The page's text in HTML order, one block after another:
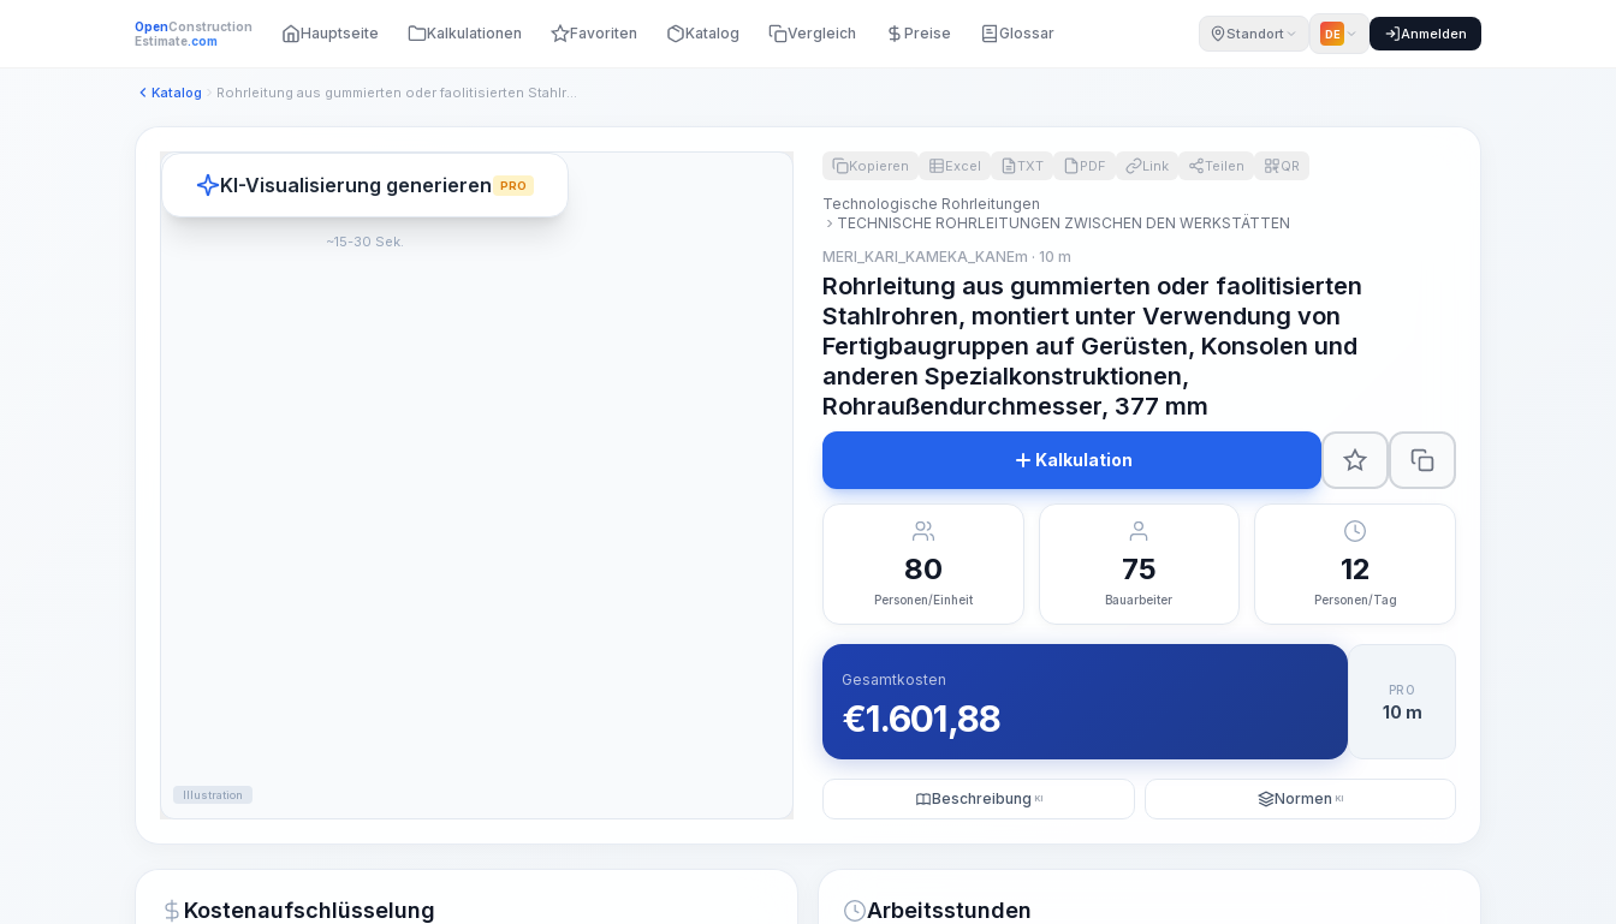
OpenConstruction
Estimate.com Hauptseite Kalkulationen Favoriten Katalog Vergleich Preise Glossar Standort DE Anmelden
Katalog Rohrleitung aus gummierten oder faolitisierten Stahlrohren, ...
Illustration
KI-Visualisierung generieren PRO
~15-30 Sek.
Kopieren Excel TXT PDF Link Teilen QR
Technologische Rohrleitungen
TECHNISCHE ROHRLEITUNGEN ZWISCHEN DEN WERKSTÄTTEN
MERI_KARI_KAMEKA_KANEm · 10 m
Rohrleitung aus gummierten oder faolitisierten
Stahlrohren, montiert unter Verwendung von
Fertigbaugruppen auf Gerüsten, Konsolen und
anderen Spezialkonstruktionen,
Rohraußendurchmesser, 377 mm
Kalkulation
80
Personen/Einheit
75
Bauarbeiter
12
Personen/Tag
Gesamtkosten
€1.601,88
PRO
10 m
Beschreibung KI Normen KI
Kostenaufschlüsselung Arbeitsstunden